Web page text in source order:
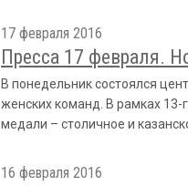
17 февраля 2016
Пресса 17 февраля.
В понедельник состоялся
женских команд. В рамках 13-
медали – столичное и
16 февраля 2016